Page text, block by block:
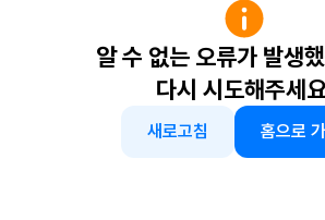
알 수 없는 오류가 발생
다시 시도해주세
새로고침 홈으로 가